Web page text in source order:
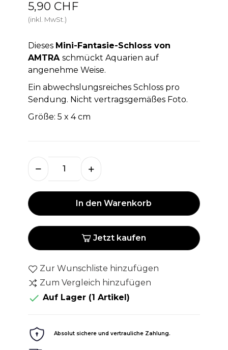
5,90 CHF
(inkl. MwSt.)
Dieses Mini-Fantasie-Schloss von
AMTRA schmückt Aquarien auf
angenehme Weise.
Ein abwechslungsreiches Schloss pro
Sendung. Nicht vertragsgemäßes Foto.
Größe: 5 x 4 cm
In den Warenkorb
Jetzt kaufen
Zur Wunschliste hinzufügen
Zum Vergleich hinzufügen
 Auf Lager (1 Artikel)
Absolut sichere und vertrauliche Zahlung.